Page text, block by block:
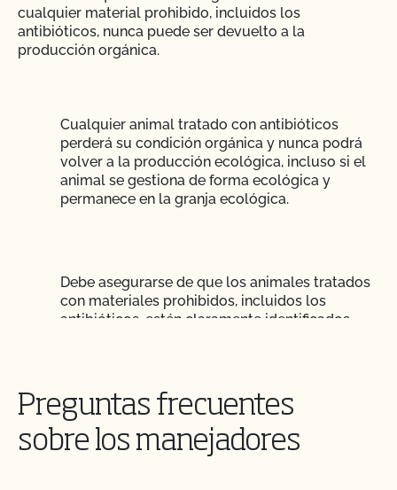
¿La certificación orgánica de CCOF garantiza el
acceso al mercado internacional?
plaguicidas y OMG?
¿Realiza el CCOF inspecciones sin previo aviso?
¿El uso del sello "Organic is Non-GMO & More" de
Certificación de Seguridad Alimentaria con el
CCOF?
cualquier material prohibido, incluidos los
antibióticos, nunca puede ser devuelto a la
producción orgánica.
Cualquier animal tratado con antibióticos
perderá su condición orgánica y nunca podrá
volver a la producción ecológica, incluso si el
animal se gestiona de forma ecológica y
permanece en la granja ecológica.
Debe asegurarse de que los animales tratados
con materiales prohibidos, incluidos los
antibióticos, estén claramente identificados
separados de los productos orgánicos y debe
haber una documentación clara de la
separación.
Preguntas frecuentes
sobre los manejadores